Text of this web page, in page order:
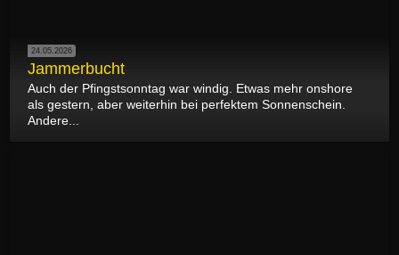
24.05.2026
Jammerbucht
Auch der Pfingstsonntag war windig. Etwas mehr onshore
als gestern, aber weiterhin bei perfektem Sonnenschein.
Andere...